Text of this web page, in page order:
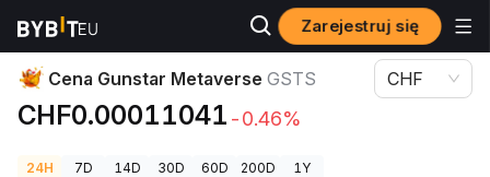
Zarejestruj się
Ceny kryptowalut Cena Gunstar Metaverse GSTS
Cena Gunstar Metaverse GSTS
CHF0.00011041 -0.46%
CHF
24H 7D 14D 30D 60D 200D 1Y